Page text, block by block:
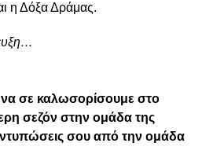
η Δόξα Δράμας.
σε καλωσορίσουμε στο
σεζόν στην ομάδα της
εντυπώσεις σου από την ομάδα